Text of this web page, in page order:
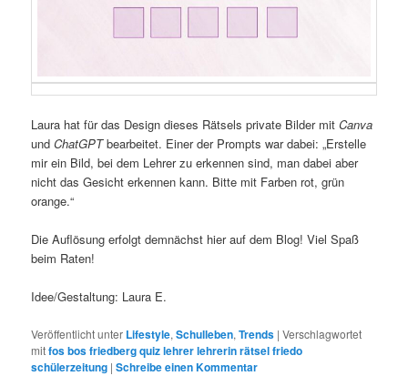
Laura hat für das Design dieses Rätsels private Bilder mitCanva
undChatGPTbearbeitet. Einer der Prompts war dabei: „Erstelle
mir ein Bild, bei dem Lehrer zu erkennen sind, man dabei aber
nicht das Gesicht erkennen kann. Bitte mit Farben rot, grün
orange.“
Die Auflösung erfolgt demnächst hier auf dem Blog! Viel Spaß
beim Raten!
Idee/Gestaltung: Laura E.
Veröffentlicht unter Lifestyle,Schulleben,Trends |Verschlagwortet
mitfos bos friedberg quiz lehrer lehrerin rätsel friedo
schülerzeitung |Schreibe einen Kommentar